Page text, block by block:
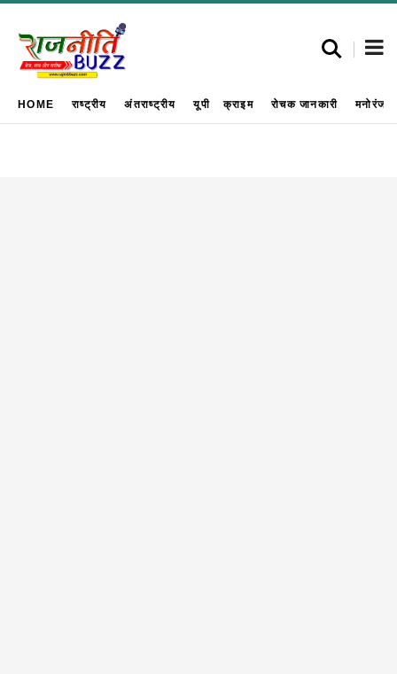
HOME राष्ट्रीय अंतराष्ट्रीय यूपी क्राइम रोचक जानकारी मनोरंजन